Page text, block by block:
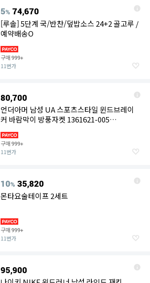
5% 74,670
[루솔] 5단계 국/반찬/덮밥소스 24+2 골고루 /
예약배송O
구매999+
11번가
80,700
언더아머 남성 UA 스포츠스타일 윈드브레이
커 바람막이 방풍자켓 1361621-005
구매999+
11번가
10% 35,820
몬타요술테이프 2세트
구매999+
11번가
95,900